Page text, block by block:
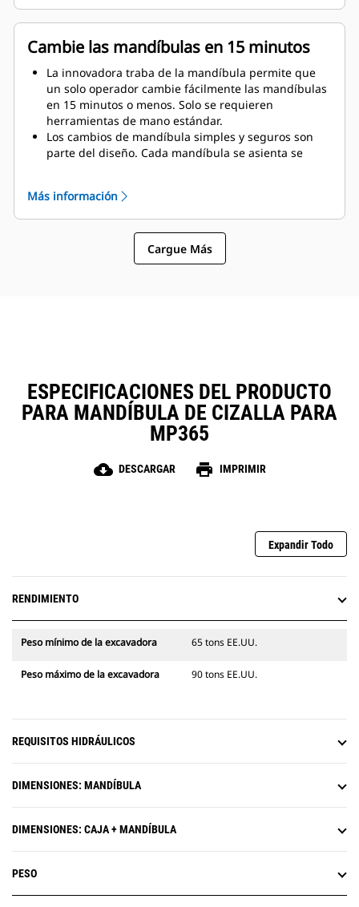
Obtenga el máximo rendimiento y respaldo total con
una solución completa de demolición Cat. Los
programas para procesadores múltiples se incluyen
en la pantalla del operador Cat de última
generación. Único punto de soporte para todo el
sistema por parte de su distribuidor Cat local.
Cambie las mandíbulas en 15 minutos
La innovadora traba de la mandíbula permite que
un solo operador cambie fácilmente las mandíbulas
en 15 minutos o menos. Solo se requieren
herramientas de mano estándar.
Los cambios de mandíbula simples y seguros son
parte del diseño. Cada mandíbula se asienta se
El MP332 es compatible con estos tipos de
mandíbula:
Más información
Cargue Más
ESPECIFICACIONES DEL PRODUCTO
PARA MANDÍBULA DE CIZALLA PARA
MP365
cloud_download DESCARGAR print IMPRIMIR
Expandir Todo
RENDIMIENTO
Peso mínimo de la excavadora 65 tons EE.UU.
Peso máximo de la excavadora 90 tons EE.UU.
REQUISITOS HIDRÁULICOS
DIMENSIONES: MANDÍBULA
DIMENSIONES: CAJA + MANDÍBULA
PESO